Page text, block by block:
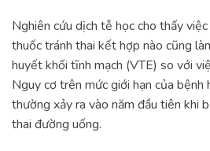
Nghiên cứu dịch tễ học cho thấy
thuốc tránh thai kết hợp nào cũng
huyết khối tĩnh mạch (VTE) so với
Nguy cơ trên mức giới hạn của bệnh
thường xảy ra vào năm đầu tiên khi
thai đường uống.